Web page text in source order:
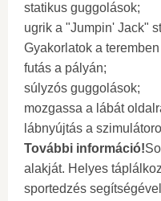
statikus guggolások;
ugrik a "Jumpin' Jack"
Gyakorlatok a
futás a pályán;
súlyzós guggolások;
mozgassa a lábát
lábnyújtás a
További információ!
alakját. Helyes
sportedzés